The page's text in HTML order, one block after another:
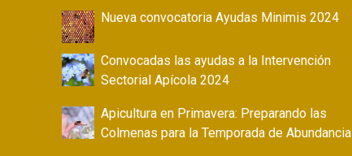
Nueva convocatoria Ayudas Minimis 2024
Convocadas las ayudas a la Intervención
Sectorial Apícola 2024
Apicultura en Primavera: Preparando las
Colmenas para la Temporada de Abundancia